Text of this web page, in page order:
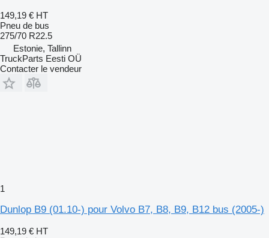
149,19 € HT
Pneu de bus
275/70 R22.5
Estonie, Tallinn
TruckParts Eesti OÜ
Contacter le vendeur
1
Dunlop B9 (01.10-) pour Volvo B7, B8, B9, B12 bus (2005-)
149,19 € HT